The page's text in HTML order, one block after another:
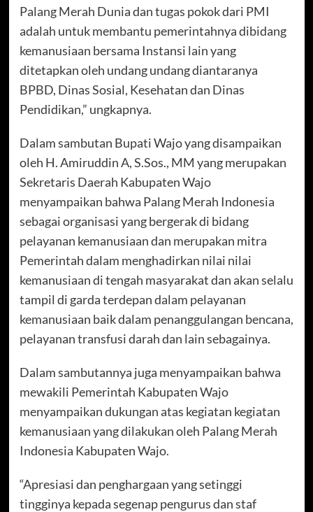
Palang Merah Dunia dan tugas pokok dari PMI
adalah untuk membantu pemerintahnya dibidang
kemanusiaan bersama Instansi lain yang
ditetapkan oleh undang undang diantaranya
BPBD, Dinas Sosial, Kesehatan dan Dinas
Pendidikan,” ungkapnya.
Dalam sambutan Bupati Wajo yang disampaikan
oleh H. Amiruddin A, S.Sos., MM yang merupakan
Sekretaris Daerah Kabupaten Wajo
menyampaikan bahwa Palang Merah Indonesia
sebagai organisasi yang bergerak di bidang
pelayanan kemanusiaan dan merupakan mitra
Pemerintah dalam menghadirkan nilai nilai
kemanusiaan di tengah masyarakat dan akan selalu
tampil di garda terdepan dalam pelayanan
kemanusiaan baik dalam penanggulangan bencana,
pelayanan transfusi darah dan lain sebagainya.
Dalam sambutannya juga menyampaikan bahwa
mewakili Pemerintah Kabupaten Wajo
menyampaikan dukungan atas kegiatan kegiatan
kemanusiaan yang dilakukan oleh Palang Merah
Indonesia Kabupaten Wajo.
“Apresiasi dan penghargaan yang setinggi
tingginya kepada segenap pengurus dan staf